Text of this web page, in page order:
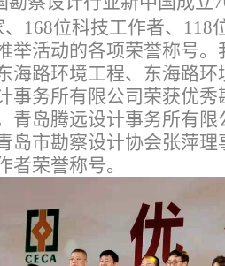
、168位科技工作者、
举活动的各项荣誉称号
海路环境工程、东海路
事务所有限公司荣获优
青岛腾远设计事务所有
岛市勘察设计协会张萍
者荣誉称号。